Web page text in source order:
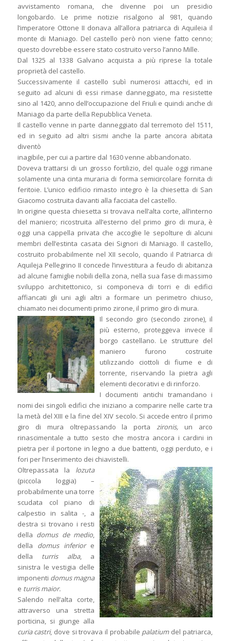
avvistamento romana, che divenne poi un presidio
longobardo. Le prime notizie risalgono al 981, quando
l’imperatore Ottone II donava all’allora patriarca di Aquileia il
monte di Maniago. Del castello però non viene fatto cenno;
questo dovrebbe essere stato costruito verso l’anno Mille.
Dal 1325 al 1338 Galvano acquista a più riprese la totale
proprietà del castello.
Successivamente il castello subì numerosi attacchi, ed in
seguito ad alcuni di essi rimase danneggiato, ma resistette
sino al 1420, anno dell’occupazione del Friuli e quindi anche di
Maniago da parte della Repubblica Veneta.
Il castello venne in parte danneggiato dal terremoto del 1511,
ed in seguito ad altri sismi anche la parte ancora abitata
diventò
inagibile, per cui a partire dal 1630 venne abbandonato.
Doveva trattarsi di un grosso fortilizio, del quale oggi rimane
solamente una cinta muraria di forma semicircolare fornita di
feritoie. L’unico edificio rimasto integro è la chiesetta di San
Giacomo costruita davanti alla facciata del castello.
In origine questa chiesetta si trovava nell’alta corte, all’interno
del maniero; ricostruita all’esterno del primo giro di mura, è
oggi una cappella privata che accoglie le sepolture di alcuni
membri dell’estinta casata dei Signori di Maniago. Il castello,
costruito probabilmente nel XII secolo, quando il Patriarca di
Aquileja Pellegrino II concede l’investitura a feudo di abitanza
ad alcune famiglie nobili della zona, nella sua fase di massimo
sviluppo architettonico, si componeva di torri e di edifici
affiancati gli uni agli altri a formare un perimetro chiuso,
chiamato nei documenti primo zirone, il primo giro di mura.
Il secondo giro (secondo zirone), il
più esterno, proteggeva invece il
borgo castellano. Le strutture del
maniero furono costruite
utilizzando ciottoli di fiume e di
torrente, riservando la pietra agli
elementi decorativi e di rinforzo.
I documenti antichi tramandano i
nomi dei singoli edifici che iniziano a comparire nelle carte tra
la metà del XIII e la fine del XIV secolo. Si accede entro il primo
giro di mura oltrepassando la portazironis, un arco
rinascimentale a tutto sesto che mostra ancora i cardini in
pietra per il portone in legno a due battenti, oggi perduto, e i
fori per l’inserimento dei chiavistelli.
Oltrepassata la lozuta
(piccola loggia) –
probabilmente una torre
scudata col piano di
calpestio in salita -, a
destra si trovano i resti
della domus de medio,
della domus inferiore
della turris alba, a
sinistra le vestigia delle
imponenti domus magna
e turris maior.
Salendo nell’alta corte,
attraverso una stretta
porticina, si giunge alla
curia castri, dove si trovava il probabile palatiumdel patriarca,